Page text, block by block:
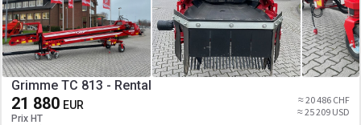
Grimme TC 813 - Rental
21 880 EUR
Prix HT
≈ 20 486 CHF
≈ 25 209 USD